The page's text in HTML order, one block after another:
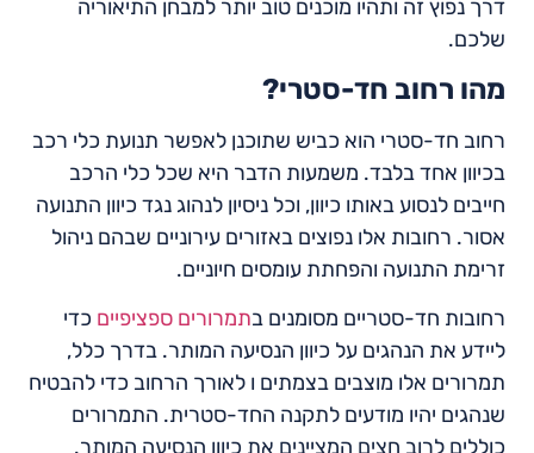
דרך נפוץ זה ותהיו מוכנים טוב יותר למבחן התיאוריה
שלכם.
מהו רחוב חד-סטרי?
רחוב חד-סטרי הוא כביש שתוכנן לאפשר תנועת כלי רכב
בכיוון אחד בלבד. משמעות הדבר היא שכל כלי הרכב
חייבים לנסוע באותו כיוון, וכל ניסיון לנהוג נגד כיוון התנועה
אסור. רחובות אלו נפוצים באזורים עירוניים שבהם ניהול
זרימת התנועה והפחתת עומסים חיוניים.
רחובות חד-סטריים מסומנים בתמרורים ספציפיים כדי
ליידע את הנהגים על כיוון הנסיעה המותר. בדרך כלל,
תמרורים אלו מוצבים בצמתים ו לאורך הרחוב כדי להבטיח
שנהגים יהיו מודעים לתקנה החד-סטרית. התמרורים
כוללים לרוב חצים המציינים את כיוון הנסיעה המותר.